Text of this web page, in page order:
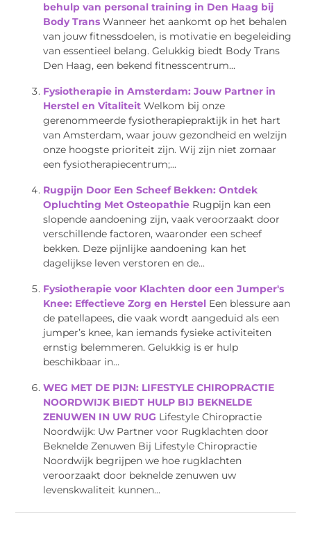
behulp van personal training in Den Haag bij
Body Trans Wanneer het aankomt op het behalen
van jouw fitnessdoelen, is motivatie en begeleiding
van essentieel belang. Gelukkig biedt Body Trans
Den Haag, een bekend fitnesscentrum...
Fysiotherapie in Amsterdam: Jouw Partner in
Herstel en Vitaliteit Welkom bij onze
gerenommeerde fysiotherapiepraktijk in het hart
van Amsterdam, waar jouw gezondheid en welzijn
onze hoogste prioriteit zijn. Wij zijn niet zomaar
een fysiotherapiecentrum;...
Rugpijn Door Een Scheef Bekken: Ontdek
Opluchting Met Osteopathie Rugpijn kan een
slopende aandoening zijn, vaak veroorzaakt door
verschillende factoren, waaronder een scheef
bekken. Deze pijnlijke aandoening kan het
dagelijkse leven verstoren en de...
Fysiotherapie voor Klachten door een Jumper's
Knee: Effectieve Zorg en Herstel Een blessure aan
de patellapees, die vaak wordt aangeduid als een
jumper’s knee, kan iemands fysieke activiteiten
ernstig belemmeren. Gelukkig is er hulp
beschikbaar in...
WEG MET DE PIJN: LIFESTYLE CHIROPRACTIE
NOORDWIJK BIEDT HULP BIJ BEKNELDE
ZENUWEN IN UW RUG Lifestyle Chiropractie
Noordwijk: Uw Partner voor Rugklachten door
Beknelde Zenuwen Bij Lifestyle Chiropractie
Noordwijk begrijpen we hoe rugklachten
veroorzaakt door beknelde zenuwen uw
levenskwaliteit kunnen...